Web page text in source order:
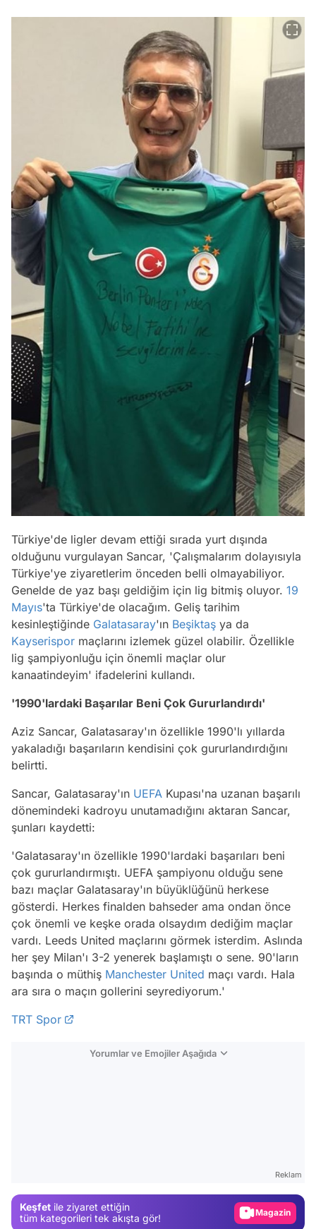
Türkiye'de ligler devam ettiği sırada yurt dışında
olduğunu vurgulayan Sancar, 'Çalışmalarım dolayısıyla
Türkiye'ye ziyaretlerim önceden belli olmayabiliyor.
Genelde de yaz başı geldiğim için lig bitmiş oluyor. 19
Mayıs'ta Türkiye'de olacağım. Geliş tarihim
kesinleştiğinde Galatasaray'ın Beşiktaş ya da
Kayserispor maçlarını izlemek güzel olabilir. Özellikle
lig şampiyonluğu için önemli maçlar olur
kanaatindeyim' ifadelerini kullandı.
'1990'lardaki Başarılar Beni Çok Gururlandırdı'
Aziz Sancar, Galatasaray'ın özellikle 1990'lı yıllarda
yakaladığı başarıların kendisini çok gururlandırdığını
belirtti.
Sancar, Galatasaray'ın UEFA Kupası'na uzanan başarılı
dönemindeki kadroyu unutamadığını aktaran Sancar,
şunları kaydetti:
'Galatasaray'ın özellikle 1990'lardaki başarıları beni
çok gururlandırmıştı. UEFA şampiyonu olduğu sene
bazı maçlar Galatasaray'ın büyüklüğünü herkese
gösterdi. Herkes finalden bahseder ama ondan önce
çok önemli ve keşke orada olsaydım dediğim maçlar
vardı. Leeds United maçlarını görmek isterdim. Aslında
her şey Milan'ı 3-2 yenerek başlamıştı o sene. 90'ların
başında o müthiş Manchester United maçı vardı. Hala
ara sıra o maçın gollerini seyrediyorum.'
TRT Spor
Yorumlar ve Emojiler Aşağıda
Reklam
Keşfet ile ziyaret ettiğin
tüm kategorileri tek akışta gör!
Magazin